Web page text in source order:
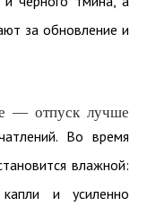
за обновление и
— отпуск лучше
Во время
влажной:
и усиленно